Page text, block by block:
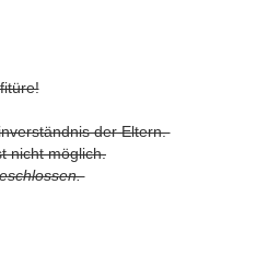
der Eltern.
nicht möglich.